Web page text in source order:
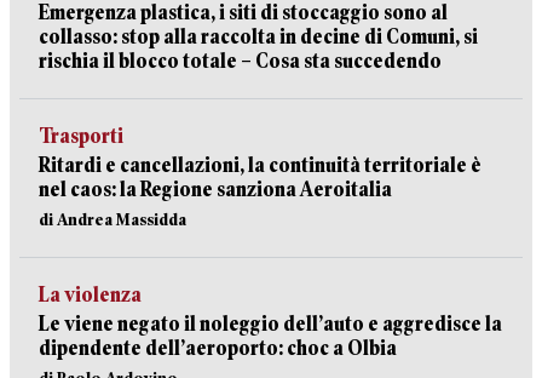
Emergenza plastica, i siti di stoccaggio sono al
collasso: stop alla raccolta in decine di Comuni, si
rischia il blocco totale – Cosa sta succedendo
Trasporti
Ritardi e cancellazioni, la continuità territoriale è
nel caos: la Regione sanziona Aeroitalia
di Andrea Massidda
La violenza
Le viene negato il noleggio dell’auto e aggredisce la
dipendente dell’aeroporto: choc a Olbia